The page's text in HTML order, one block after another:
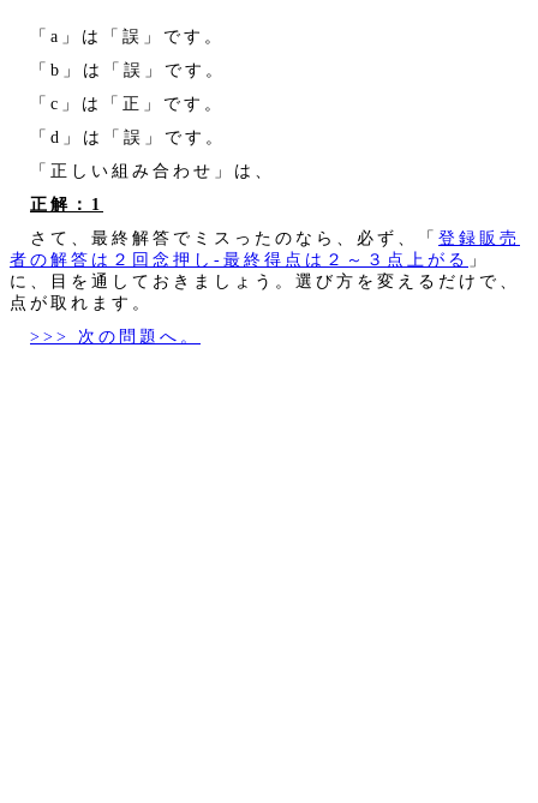
「a」は「誤」です。
「b」は「誤」です。
「c」は「正」です。
「d」は「誤」です。
「正しい組み合わせ」は、
正解：1
さて、最終解答でミスったのなら、必ず、「 登録販売
者の解答は２回念押し‐最終得点は２～３点上がる 」
に、目を通しておきましょう。選び方を変えるだけで、
点が取れます。
>>> 次の問題へ。